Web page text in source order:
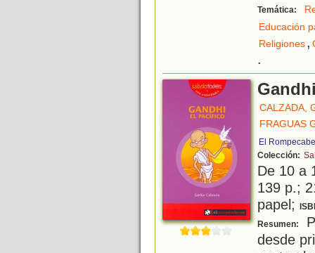
Temática:
Educación
Religiones,
.
CALZADA,
FRAGUAS
El
Colección:
De 10 a
139 p.;
papel;
Resumen:
desde